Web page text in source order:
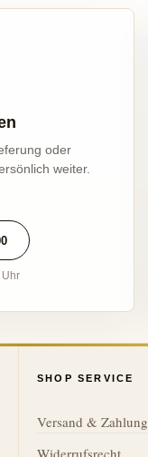
oder
weiter.
Uhr
SHOP SERVICE
Versand & Zahlung
Widerrufsrecht